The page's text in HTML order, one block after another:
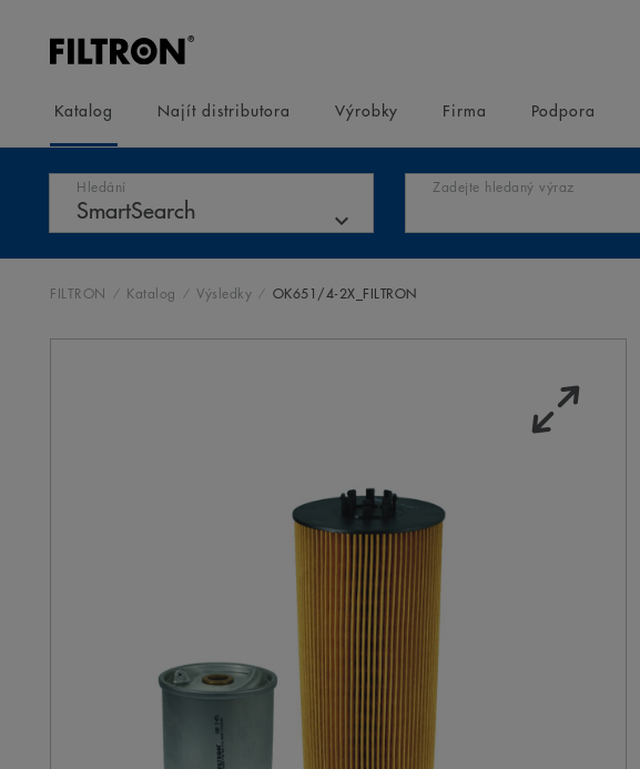
Katalog Najít distributora Výrobky Firma Podpora
Hledání Zadejte hledaný výraz
FILTRON Katalog Výsledky OK651/4-2X_FILTRON